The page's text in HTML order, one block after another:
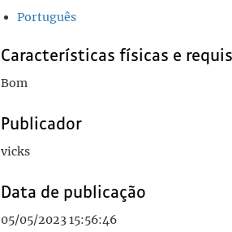
Português
Características físicas e
Bom
Publicador
vicks
Data de publicação
05/05/2023 15:56:46